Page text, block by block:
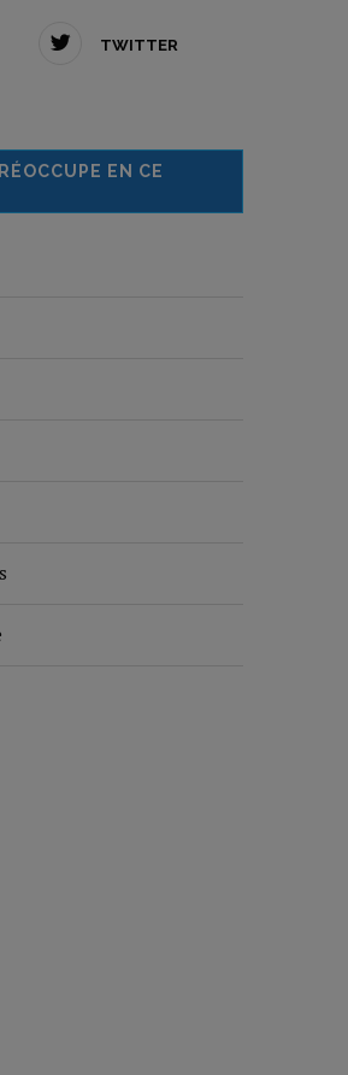
TWITTER
EN CE